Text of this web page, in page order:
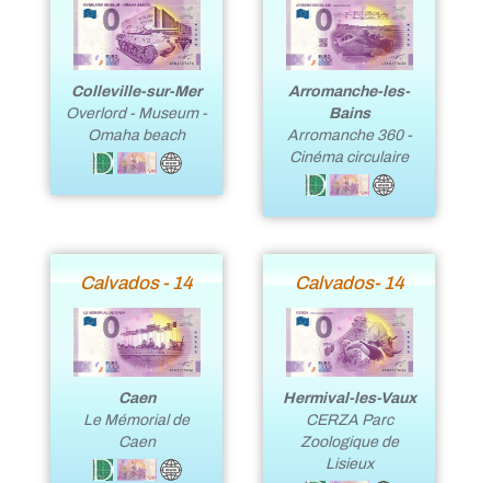
Colleville-sur-Mer
Overlord - Museum -
Omaha beach
Arromanche-les-
Bains
Arromanche 360 -
Cinéma circulaire
Calvados - 14
Caen
Le Mémorial de
Caen
Calvados- 14
Hermival-les-Vaux
CERZA Parc
Zoologique de
Lisieux